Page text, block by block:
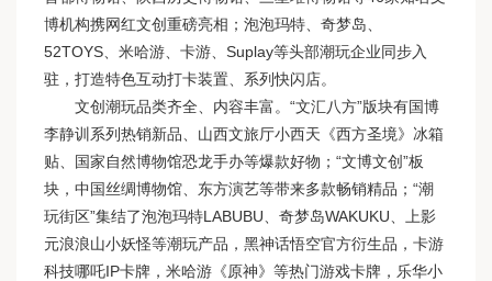
博机构携网红文创重磅亮相；泡泡玛特、奇梦岛、
52TOYS、米哈游、卡游、Suplay等头部潮玩企业同步入
驻，打造特色互动打卡装置、系列快闪店。
文创潮玩品类齐全、内容丰富。“文汇八方”版块有国博
李静训系列热销新品、山西文旅厅小西天《西方圣境》冰箱
贴、国家自然博物馆恐龙手办等爆款好物；“文博文创”板
块，中国丝绸博物馆、东方演艺等带来多款畅销精品；“潮
玩街区”集结了泡泡玛特LABUBU、奇梦岛WAKUKU、上影
元浪浪山小妖怪等潮玩产品，黑神话悟空官方衍生品，卡游
科技哪吒IP卡牌，米哈游《原神》等热门游戏卡牌，乐华小